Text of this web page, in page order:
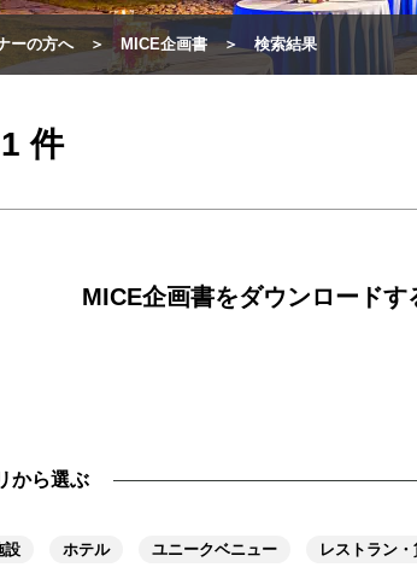
ーの方へ MICE企画書 検索結果
件
MICE企画書をダウンロードす
から選ぶ
設 ホテル ユニークベニュー レストラン